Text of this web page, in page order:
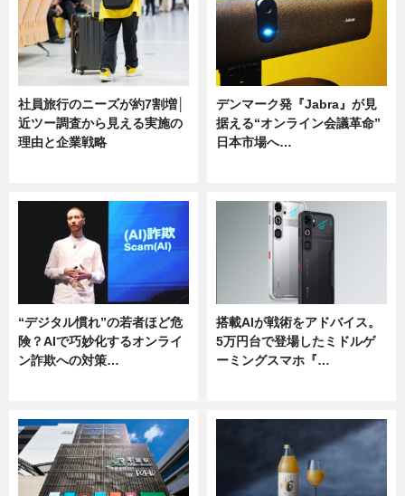
社員旅行のニーズが約7割増│
近ツー調査から見える実施の
理由と企業戦略
デンマーク発『Jabra』が見
据える“オンライン会議革命”
日本市場へ…
“デジタル慣れ”の若者ほど危
険？AIで巧妙化するオンライ
ン詐欺への対策…
搭載AIが戦術をアドバイス。
5万円台で登場したミドルゲ
ーミングスマホ『…